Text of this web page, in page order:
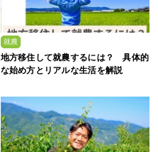
就農
地方移住して就農するには？ 具体的
な始め方とリアルな生活を解説